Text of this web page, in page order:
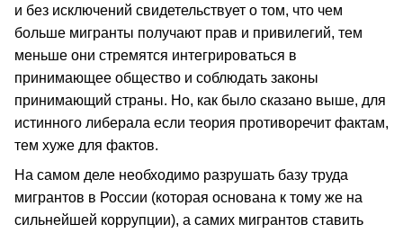
и без исключений свидетельствует о том, что чем
больше мигранты получают прав и привилегий, тем
меньше они стремятся интегрироваться в
принимающее общество и соблюдать законы
принимающий страны. Но, как было сказано выше, для
истинного либерала если теория противоречит фактам,
тем хуже для фактов.
На самом деле необходимо разрушать базу труда
мигрантов в России (которая основана к тому же на
сильнейшей коррупции), а самих мигрантов ставить